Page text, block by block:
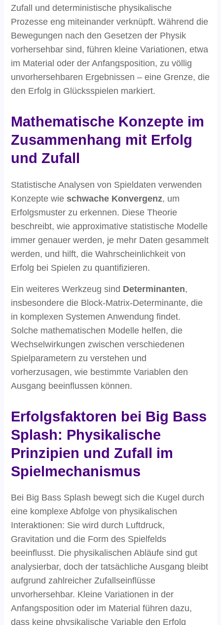
Zufall und deterministische physikalische
Prozesse eng miteinander verknüpft. Während die
Bewegungen nach den Gesetzen der Physik
vorhersehbar sind, führen kleine Variationen, etwa
im Material oder der Anfangsposition, zu völlig
unvorhersehbaren Ergebnissen – eine Grenze, die
den Erfolg in Glücksspielen markiert.
Mathematische Konzepte im
Zusammenhang mit Erfolg
und Zufall
Statistische Analysen von Spieldaten verwenden
Konzepte wie schwache Konvergenz, um
Erfolgsmuster zu erkennen. Diese Theorie
beschreibt, wie approximative statistische Modelle
immer genauer werden, je mehr Daten gesammelt
werden, und hilft, die Wahrscheinlichkeit von
Erfolg bei Spielen zu quantifizieren.
Ein weiteres Werkzeug sind Determinanten,
insbesondere die Block-Matrix-Determinante, die
in komplexen Systemen Anwendung findet.
Solche mathematischen Modelle helfen, die
Wechselwirkungen zwischen verschiedenen
Spielparametern zu verstehen und
vorherzusagen, wie bestimmte Variablen den
Ausgang beeinflussen können.
Erfolgsfaktoren bei Big Bass
Splash: Physikalische
Prinzipien und Zufall im
Spielmechanismus
Bei Big Bass Splash bewegt sich die Kugel durch
eine komplexe Abfolge von physikalischen
Interaktionen: Sie wird durch Luftdruck,
Gravitation und die Form des Spielfelds
beeinflusst. Die physikalischen Abläufe sind gut
analysierbar, doch der tatsächliche Ausgang bleibt
aufgrund zahlreicher Zufallseinflüsse
unvorhersehbar. Kleine Variationen in der
Anfangsposition oder im Material führen dazu,
dass keine physikalische Variable den Erfolg